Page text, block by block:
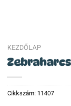
KEZDŐLAP
Cikkszám: 11407